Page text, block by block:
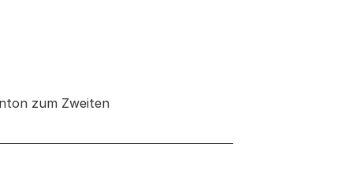
zum Zweiten